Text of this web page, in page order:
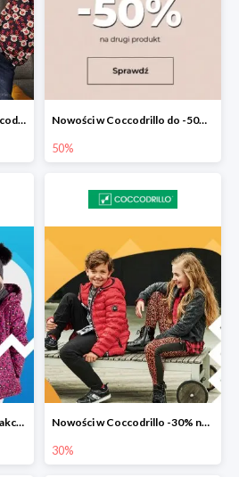
Pomysły na prezenty w Coccodrillo od 25 zł Nowości w Coccodrillo do -50% na drugi produkt
50%
Totalna wyprzedaż kurtek i akcesoriów zimowych w Coccodrillo do -50% Nowości w Coccodrillo -30% na drugi produkt
30%